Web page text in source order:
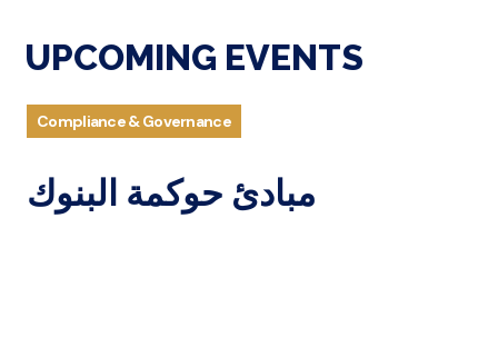
UPCOMING EVENTS
Compliance & Governance
مبادئ حوكمة البنوك